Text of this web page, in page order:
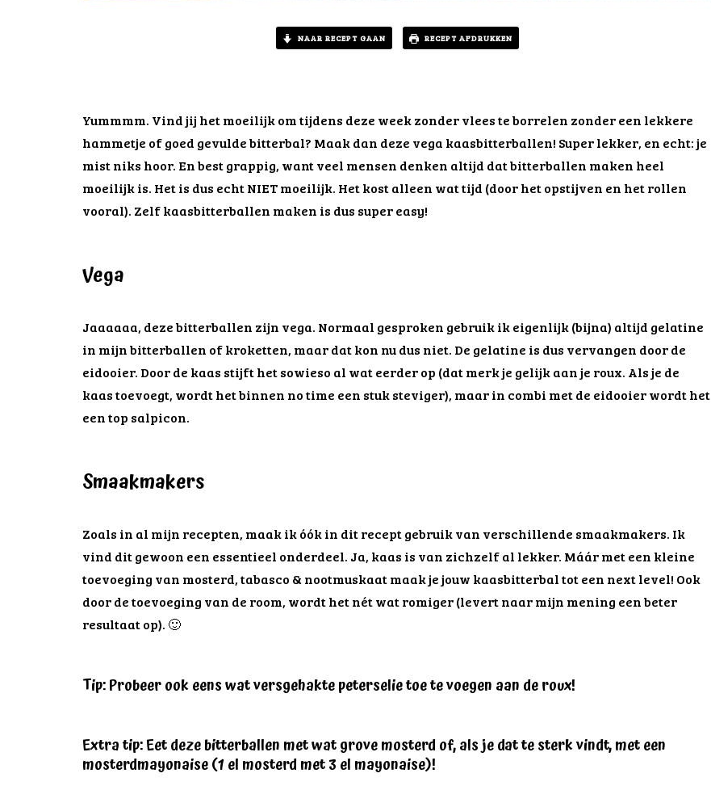
NAAR RECEPT GAAN RECEPT AFDRUKKEN
Yummmm. Vind jij het moeilijk om tijdens deze week zonder vlees te borrelen zonder een lekkere
hammetje of goed gevulde bitterbal? Maak dan deze vega kaasbitterballen! Super lekker, en echt: je
mist niks hoor. En best grappig, want veel mensen denken altijd dat bitterballen maken heel
moeilijk is. Het is dus echt NIET moeilijk. Het kost alleen wat tijd (door het opstijven en het rollen
vooral). Zelf kaasbitterballen maken is dus super easy!
Vega
Jaaaaaa, deze bitterballen zijn vega. Normaal gesproken gebruik ik eigenlijk (bijna) altijd gelatine
in mijn bitterballen of kroketten, maar dat kon nu dus niet. De gelatine is dus vervangen door de
eidooier. Door de kaas stijft het sowieso al wat eerder op (dat merk je gelijk aan je roux. Als je de
kaas toevoegt, wordt het binnen no time een stuk steviger), maar in combi met de eidooier wordt het
een top salpicon.
Smaakmakers
Zoals in al mijn recepten, maak ik óók in dit recept gebruik van verschillende smaakmakers. Ik
vind dit gewoon een essentieel onderdeel. Ja, kaas is van zichzelf al lekker. Máár met een kleine
toevoeging van mosterd, tabasco & nootmuskaat maak je jouw kaasbitterbal tot een next level! Ook
door de toevoeging van de room, wordt het nét wat romiger (levert naar mijn mening een beter
resultaat op). 🙂
Tip: Probeer ook eens wat versgehakte peterselie toe te voegen aan de roux!
Extra tip: Eet deze bitterballen met wat grove mosterd of, als je dat te sterk vindt, met een
mosterdmayonaise (1 el mosterd met 3 el mayonaise)!